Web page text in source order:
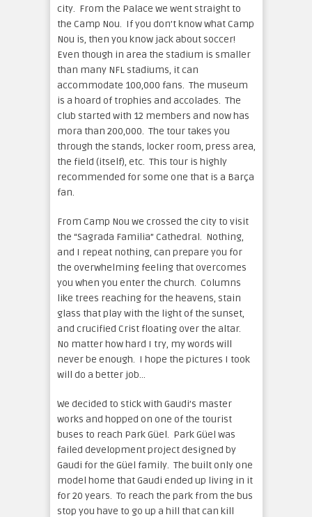
city. From the Palace we went straight to
the Camp Nou. If you don’t know what Camp
Nou is, then you know jack about soccer!
Even though in area the stadium is smaller
than many NFL stadiums, it can
accommodate 100,000 fans. The museum
is a hoard of trophies and accolades. The
club started with 12 members and now has
mora than 200,000. The tour takes you
through the stands, locker room, press area,
the field (itself), etc. This tour is highly
recommended for some one that is a Barça
fan.
From Camp Nou we crossed the city to visit
the “Sagrada Familia” Cathedral. Nothing,
and I repeat nothing, can prepare you for
the overwhelming feeling that overcomes
you when you enter the church. Columns
like trees reaching for the heavens, stain
glass that play with the light of the sunset,
and crucified Crist floating over the altar.
No matter how hard I try, my words will
never be enough. I hope the pictures I took
will do a better job…
We decided to stick with Gaudi’s master
works and hopped on one of the tourist
buses to reach Park Güel. Park Güel was
failed development project designed by
Gaudi for the Güel family. The built only one
model home that Gaudi ended up living in it
for 20 years. To reach the park from the bus
stop you have to go up a hill that can kill